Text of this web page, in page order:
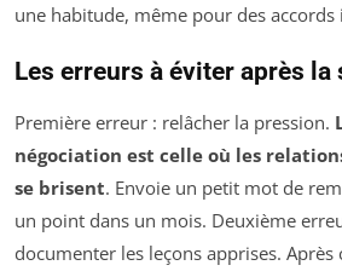
une habitude, même pour des
Les erreurs à éviter après la
Première erreur : relâcher la pression.
négociation est celle où les
se brisent. Envoie un petit mot de
un point dans un mois. Deuxième
documenter les leçons apprises. Après